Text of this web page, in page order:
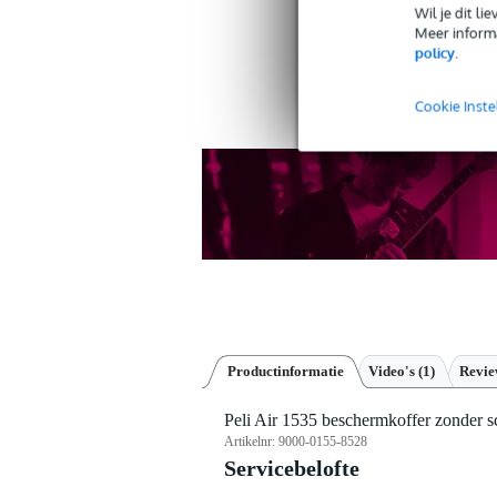
Wil je dit
Meer
policy.
Cookie
Twijfel je
Doe de
Productinformatie Video's (1)
Peli Air 1535 beschermkoffer zonder
Artikelnr: 9000-0155-8528
Servicebelofte